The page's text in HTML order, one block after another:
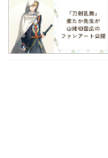
＜土・日・祝＞
一般：7,100円
お子様（小学生）：